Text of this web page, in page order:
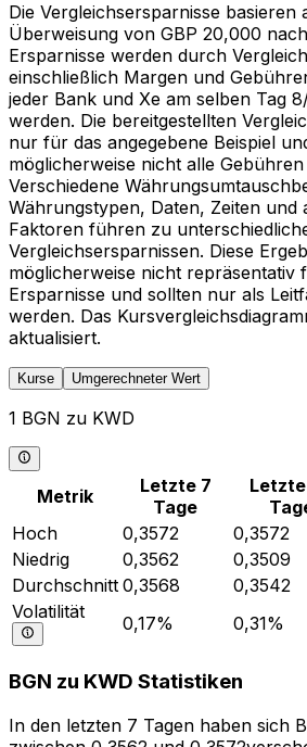
Die Vergleichsersparnisse basieren
Überweisung von GBP 20,000
Ersparnisse werden durch
einschließlich Margen und
jeder Bank und Xe am selben Tag
werden. Die bereitgestellten
nur für das angegebene Beispiel
möglicherweise nicht alle
Verschiedene
Währungstypen, Daten, Zeiten und
Faktoren führen zu
Vergleichsersparnissen. Diese
möglicherweise nicht repräsentativ
Ersparnisse und sollten nur als
werden. Das
aktualisiert.
Kurse Umgerechneter Wert
1 BGN zu KWD
Metrik
Letzte 7
Tage
Hoch
0,3572 0,3572
Niedrig
0,3562 0,3509
Durchschnitt 0,3568 0,3542
Volatilität
0,17% 0,31%
BGN zu KWD Statistiken
In den letzten 7 Tagen haben sich